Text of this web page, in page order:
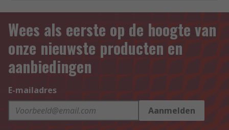
Wees als eerste op de hoogte van
onze nieuwste producten en
aanbiedingen
E-mailadres
Aanmelden